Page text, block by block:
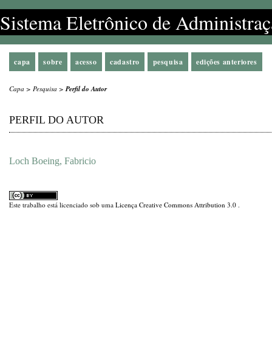
Sistema Eletrônico de
capa sobre acesso cadastro pesquisa edições anteriores
Capa > Pesquisa >Perfil do Autor
PERFIL DO AUTOR
Loch Boeing, Fabricio
Este trabalho está licenciado sob uma Licença Creative Commons Attribution 3.0 .